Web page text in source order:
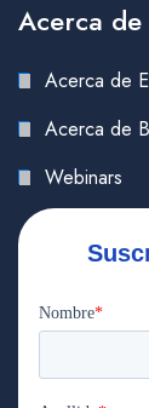
Acerca de
Acerca de
Acerca de
Webinars